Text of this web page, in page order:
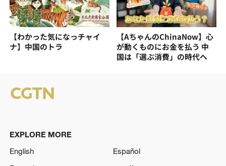
【わかった気になっチャイ
ナ】中国のトラ
【AちゃんのChinaNow】心
が動くものにお金を払う 中
国は「選ぶ消費」の時代へ
EXPLORE MORE
English
Español